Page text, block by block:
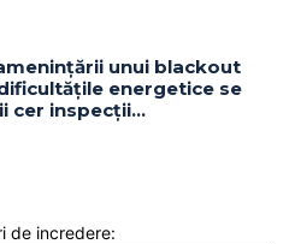
unui blackout
energetice se
cer inspecții…
de incredere: